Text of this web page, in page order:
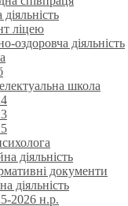
ліцею
оздоровча діяльність
школа
діяльність
документи
діяльність
2026 н.р.